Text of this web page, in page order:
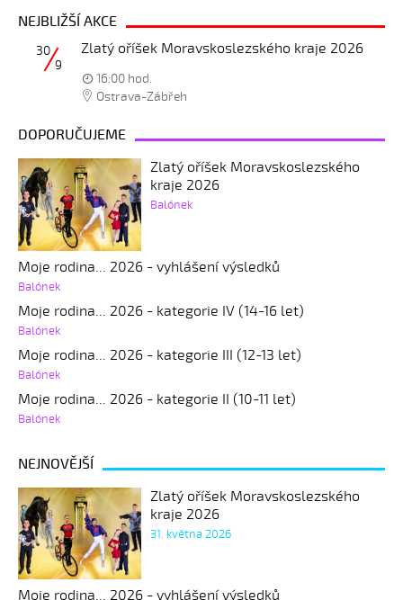
NEJBLIŽŠÍ AKCE
Zlatý oříšek Moravskoslezského kraje 2026
30
9
16:00 hod.
Ostrava-Zábřeh
DOPORUČUJEME
Zlatý oříšek Moravskoslezského
kraje 2026
Balónek
Moje rodina... 2026 - vyhlášení výsledků
Balónek
Moje rodina... 2026 - kategorie IV (14-16 let)
Balónek
Moje rodina... 2026 - kategorie III (12-13 let)
Balónek
Moje rodina... 2026 - kategorie II (10-11 let)
Balónek
NEJNOVĚJŠÍ
Zlatý oříšek Moravskoslezského
kraje 2026
31. května 2026
Moje rodina... 2026 - vyhlášení výsledků